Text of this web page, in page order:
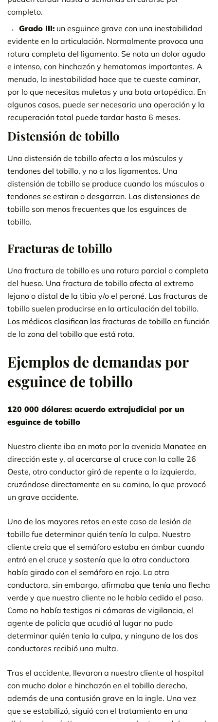
completo.
Grado III: un esguince grave con una inestabilidad
evidente en la articulación. Normalmente provoca una
rotura completa del ligamento. Se nota un dolor agudo
e intenso, con hinchazón y hematomas importantes. A
menudo, la inestabilidad hace que te cueste caminar,
por lo que necesitas muletas y una bota ortopédica. En
algunos casos, puede ser necesaria una operación y la
recuperación total puede tardar hasta 6 meses.
Distensión de tobillo
Una distensión de tobillo afecta a los músculos y
tendones del tobillo, y no a los ligamentos. Una
distensión de tobillo se produce cuando los músculos o
tendones se estiran o desgarran. Las distensiones de
tobillo son menos frecuentes que los esguinces de
tobillo.
Fracturas de tobillo
Una fractura de tobillo es una rotura parcial o completa
del hueso. Una fractura de tobillo afecta al extremo
lejano o distal de la tibia y/o el peroné. Las fracturas de
tobillo suelen producirse en la articulación del tobillo.
Los médicos clasifican las fracturas de tobillo en función
de la zona del tobillo que está rota.
Ejemplos de demandas por
esguince de tobillo
120 000 dólares: acuerdo extrajudicial por un
esguince de tobillo
Nuestro cliente iba en moto por la avenida Manatee en
dirección este y, al acercarse al cruce con la calle 26
Oeste, otro conductor giró de repente a la izquierda,
cruzándose directamente en su camino, lo que provocó
un grave accidente.
Uno de los mayores retos en este caso de lesión de
tobillo fue determinar quién tenía la culpa. Nuestro
cliente creía que el semáforo estaba en ámbar cuando
entró en el cruce y sostenía que la otra conductora
había girado con el semáforo en rojo. La otra
conductora, sin embargo, afirmaba que tenía una flecha
verde y que nuestro cliente no le había cedido el paso.
Como no había testigos ni cámaras de vigilancia, el
agente de policía que acudió al lugar no pudo
determinar quién tenía la culpa, y ninguno de los dos
conductores recibió una multa.
Tras el accidente, llevaron a nuestro cliente al hospital
con mucho dolor e hinchazón en el tobillo derecho,
además de una contusión grave en la ingle. Una vez
que se estabilizó, siguió con el tratamiento en una